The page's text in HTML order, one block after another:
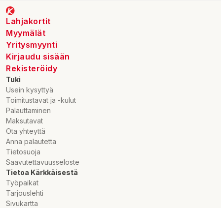
Distributör / importör: Murtolan HamppuFarmi Oy, Murtolantie
150,32300 Mellilä
Lahjakortit
Myymälät
Yritysmyynti
Kirjaudu sisään
Rekisteröidy
Tuki
Usein kysyttyä
Toimitustavat ja -kulut
Palauttaminen
Maksutavat
Ota yhteyttä
Anna palautetta
Tietosuoja
Saavutettavuusseloste
Tietoa Kärkkäisestä
Työpaikat
Tarjouslehti
Sivukartta